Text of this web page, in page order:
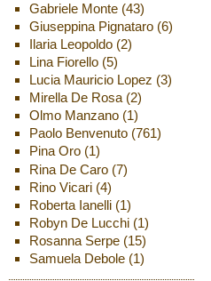
Gabriele Monte(43)
Giuseppina Pignataro(6)
Ilaria Leopoldo(2)
Lina Fiorello(5)
Lucia Mauricio Lopez (3)
Mirella De Rosa(2)
Olmo Manzano(1)
Paolo Benvenuto(761)
Pina Oro(1)
Rina De Caro(7)
Rino Vicari(4)
Roberta Ianelli(1)
Robyn De Lucchi(1)
Rosanna Serpe(15)
Samuela Debole(1)